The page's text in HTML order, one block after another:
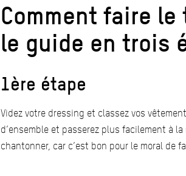
Comment faire
le guide en trois
1ère étape
Videz votre dressing et classez vos
d’ensemble et passerez plus facilement à
chantonner, car c’est bon pour le moral de